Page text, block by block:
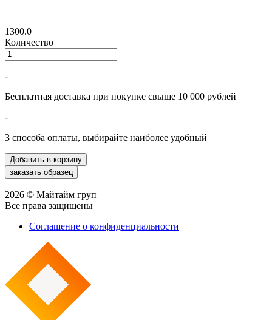
1300.0
Количество
-
Бесплатная доставка при покупке свыше 10 000 рублей
-
3 способа оплаты, выбирайте наиболее удобный
2026 © Майтайм груп
Все права защищены
Соглашение о конфиденциальности